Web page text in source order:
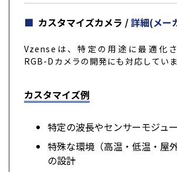
カスタマイズカメラ /詳細(メー
Vzenseは、特定の用途に最適化
RGB-Dカメラの開発にも対応していま
カスタマイズ例
特定の波長やセンサーモジュ
特殊な環境（高温・低温・屋
の設計